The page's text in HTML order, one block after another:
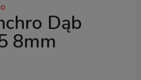
Dąb
8mm